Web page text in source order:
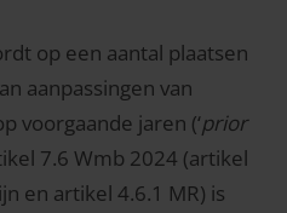
op een aantal plaatsen
aanpassingen van
voorgaande jaren (‘prior
7.6 Wmb 2024 (artikel
en artikel 4.6.1 MR) is